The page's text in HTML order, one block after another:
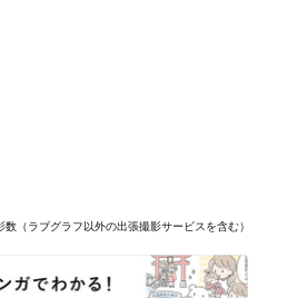
（ラブグラフ以外の出張撮影サービスを含む）